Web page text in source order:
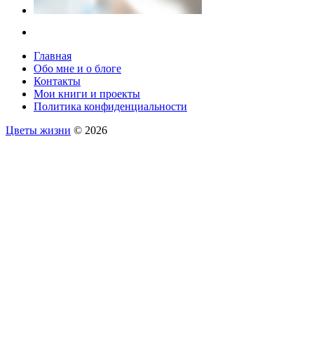
Главная
Обо мне и о блоге
Контакты
Мои книги и проекты
Политика конфиденциальности
Цветы жизни © 2026